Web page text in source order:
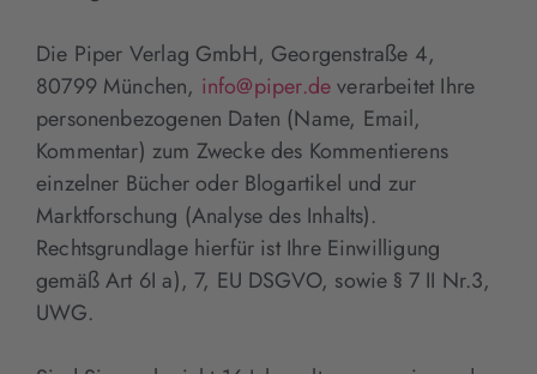
Die Piper Verlag GmbH, Georgenstraße 4,
80799 München, info@piper.deverarbeitet Ihre
personenbezogenen Daten (Name, Email,
Kommentar) zum Zwecke des Kommentierens
einzelner Bücher oder Blogartikel und zur
Marktforschung (Analyse des Inhalts).
Rechtsgrundlage hierfür ist Ihre Einwilligung
gemäß Art 6I a), 7, EU DSGVO, sowie § 7 II Nr.3,
UWG.